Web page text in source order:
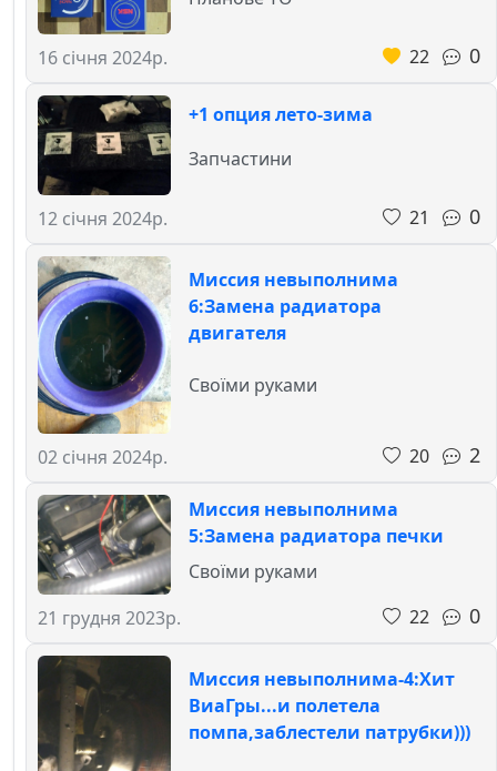
16 січня 2024р. 22 0
+1 опция лето-зима
12 січня 2024р.
Запчастини
21 0
Миссия невыполнима
6:Замена радиатора
двигателя
02 січня 2024р.
Своїми руками
20 2
Миссия невыполнима
5:Замена радиатора печки
21 грудня 2023р.
Своїми руками
22
0
Миссия невыполнима-4:Хит
ВиаГры...и полетела
помпа,заблестели патрубки)))